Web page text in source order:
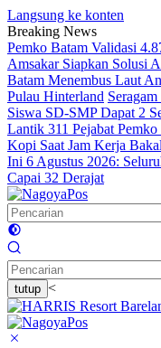
Langsung ke konten
Breaking News
Pemko Batam Validasi
Amsakar Siapkan Solusi
Batam Menembus Laut
Pulau Hinterland
Siswa SD-SMP Dapat 2
Lantik 311 Pejabat
Kopi Saat Jam Kerja
Ini 6 Agustus 2026:
Capai 32 Derajat
tutup <